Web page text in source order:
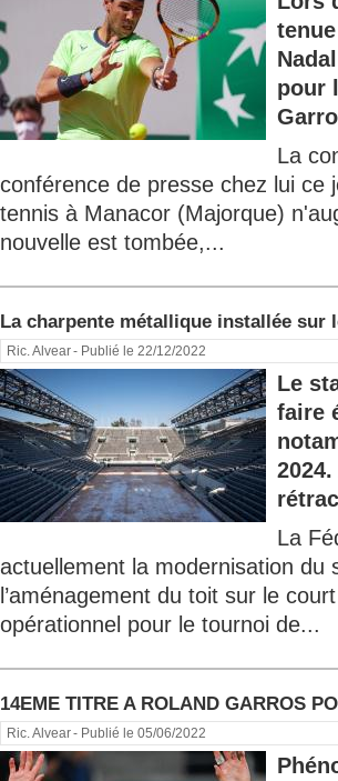
pour
La
conférence de presse chez lui ce
tennis à Manacor (Majorque)
nouvelle est tombée,...
La charpente métallique installée sur
Ric. Alvear- Publié le 22/12/2022
Le
faire
La
actuellement la modernisation du
l’aménagement du toit sur le
opérationnel pour le tournoi de...
14EME TITRE A ROLAND GARROS
Ric. Alvear- Publié le 05/06/2022